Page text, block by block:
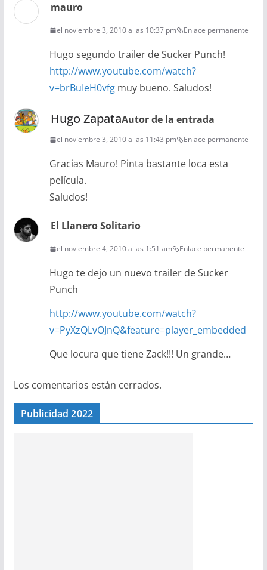
mauro
el noviembre 3, 2010 a las 10:37 pm Enlace permanente
Hugo segundo trailer de Sucker Punch!
http://www.youtube.com/watch?
v=brBuIeH0vfgmuy bueno. Saludos!
Hugo ZapataAutor de la entrada
el noviembre 3, 2010 a las 11:43 pm Enlace permanente
Gracias Mauro! Pinta bastante loca esta
película.
Saludos!
El Llanero Solitario
el noviembre 4, 2010 a las 1:51 am Enlace permanente
Hugo te dejo un nuevo trailer de Sucker
Punch
http://www.youtube.com/watch?
v=PyXzQLvOJnQ&feature=player_embedded
Que locura que tiene Zack!!! Un grande…
Los comentarios están cerrados.
Publicidad 2022